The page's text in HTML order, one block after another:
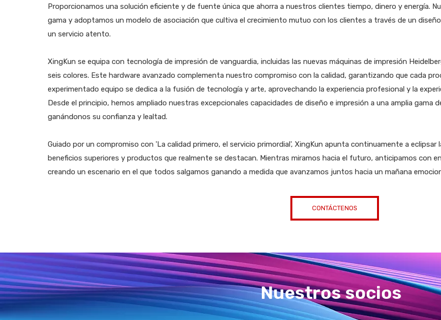
Proporcionamos una solución eficiente y de fuente única que ahorra a nuestros clientes tiempo, dinero y energía.
gama y adoptamos un modelo de asociación que cultiva el crecimiento mutuo con los clientes a través de un
un servicio atento.
XingKun se equipa con tecnología de impresión de vanguardia, incluidas las nuevas máquinas de impresión
seis colores. Este hardware avanzado complementa nuestro compromiso con la calidad, garantizando que cada
experimentado equipo se dedica a la fusión de tecnología y arte, aprovechando la experiencia profesional y la
Desde el principio, hemos ampliado nuestras excepcionales capacidades de diseño e impresión a una amplia gama
ganándonos su confianza y lealtad.
Guiado por un compromiso con 'La calidad primero, el servicio primordial', XingKun apunta continuamente a
beneficios superiores y productos que realmente se destacan. Mientras miramos hacia el futuro, anticipamos con
creando un escenario en el que todos salgamos ganando a medida que avanzamos juntos hacia un mañana
CONTÁCTENOS
Nuestros socios